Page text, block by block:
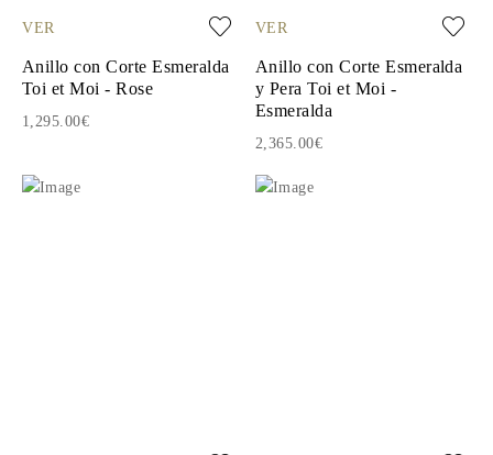
VER
Anillo con Corte Esmeralda
Toi et Moi - Rose
1,295.00€
VER
Anillo con Corte Esmeralda
y Pera Toi et Moi -
Esmeralda
2,365.00€